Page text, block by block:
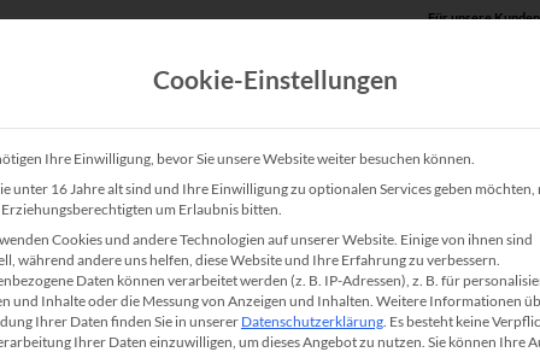
Für unsere
Produkte Unsere Lösungen
Brother MFC-L2960DW
Der Brother MFC-L2960DW ist ein kompaktes
in-1 S/W Multifunktionsgerät mit Duplex-ADF
Cookie-Einstellungen
Ihre Einwilligung, bevor Sie unsere Website weiter besuchen können.
unter 16 Jahre alt sind und Ihre Einwilligung zu optionalen Services geben möchten,
Erziehungsberechtigten um Erlaubnis bitten.
Cookies und andere Technologien auf unserer Website. Einige von ihnen sind
während andere uns helfen, diese Website und Ihre Erfahrung zu verbessern.
Daten können verarbeitet werden (z. B. IP-Adressen), z. B. für
und Inhalte oder die Messung von Anzeigen und Inhalten. Weitere Informationen
Ihrer Daten finden Sie in unserer Datenschutzerklärung. Es besteht keine
Ihrer Daten einzuwilligen, um dieses Angebot zu nutzen. Sie können Ihre